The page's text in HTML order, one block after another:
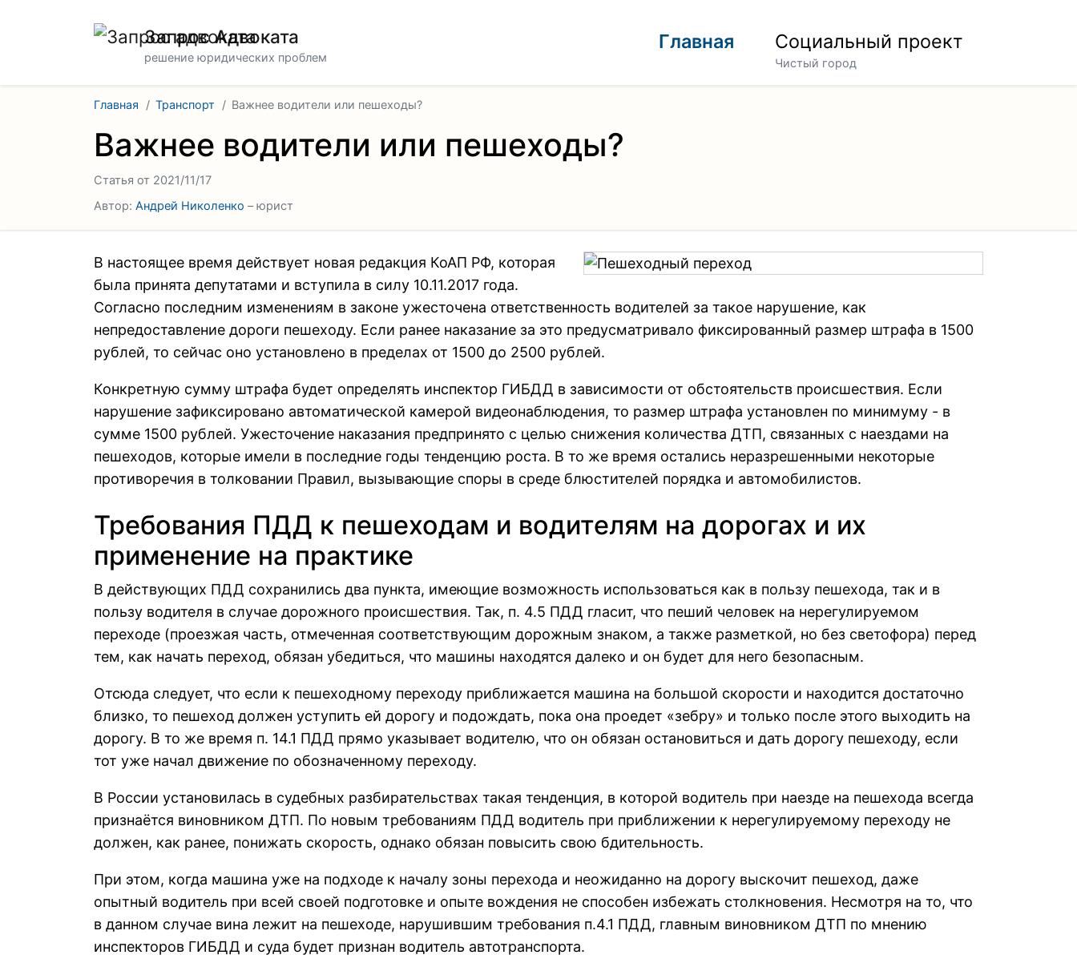
Запрос Адвоката
решение юридических проблем
Главная Социальный проект
Чистый город
Главная Транспорт Важнее водители или пешеходы?
Важнее водители или пешеходы?
Статья от 2021/11/17
Автор: Андрей Николенко – юрист
В настоящее время действует новая редакция КоАП РФ, которая
была принята депутатами и вступила в силу 10.11.2017 года.
Согласно последним изменениям в законе ужесточена ответственность водителей за такое нарушение, как
непредоставление дороги пешеходу. Если ранее наказание за это предусматривало фиксированный размер штрафа в 1500
рублей, то сейчас оно установлено в пределах от 1500 до 2500 рублей.
Конкретную сумму штрафа будет определять инспектор ГИБДД в зависимости от обстоятельств происшествия. Если
нарушение зафиксировано автоматической камерой видеонаблюдения, то размер штрафа установлен по минимуму - в
сумме 1500 рублей. Ужесточение наказания предпринято с целью снижения количества ДТП, связанных с наездами на
пешеходов, которые имели в последние годы тенденцию роста. В то же время остались неразрешенными некоторые
противоречия в толковании Правил, вызывающие споры в среде блюстителей порядка и автомобилистов.
Требования ПДД к пешеходам и водителям на дорогах и их
применение на практике
В действующих ПДД сохранились два пункта, имеющие возможность использоваться как в пользу пешехода, так и в
пользу водителя в случае дорожного происшествия. Так, п. 4.5 ПДД гласит, что пеший человек на нерегулируемом
переходе (проезжая часть, отмеченная соответствующим дорожным знаком, а также разметкой, но без светофора) перед
тем, как начать переход, обязан убедиться, что машины находятся далеко и он будет для него безопасным.
Отсюда следует, что если к пешеходному переходу приближается машина на большой скорости и находится достаточно
близко, то пешеход должен уступить ей дорогу и подождать, пока она проедет «зебру» и только после этого выходить на
дорогу. В то же время п. 14.1 ПДД прямо указывает водителю, что он обязан остановиться и дать дорогу пешеходу, если
тот уже начал движение по обозначенному переходу.
В России установилась в судебных разбирательствах такая тенденция, в которой водитель при наезде на пешехода всегда
признаётся виновником ДТП. По новым требованиям ПДД водитель при приближении к нерегулируемому переходу не
должен, как ранее, понижать скорость, однако обязан повысить свою бдительность.
При этом, когда машина уже на подходе к началу зоны перехода и неожиданно на дорогу выскочит пешеход, даже
опытный водитель при всей своей подготовке и опыте вождения не способен избежать столкновения. Несмотря на то, что
в данном случае вина лежит на пешеходе, нарушившим требования п.4.1 ПДД, главным виновником ДТП по мнению
инспекторов ГИБДД и суда будет признан водитель автотранспорта.